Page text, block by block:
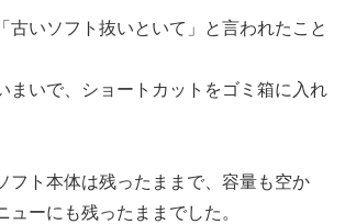
古いソフト抜いといて」と言われたこと
まいで、ショートカットをゴミ箱に入れ
フト本体は残ったままで、容量も空か
ューにも残ったままでした。